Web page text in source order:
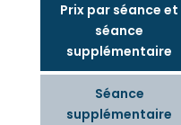
Prix par séance et
séance
supplémentaire
Séance
supplémentaire